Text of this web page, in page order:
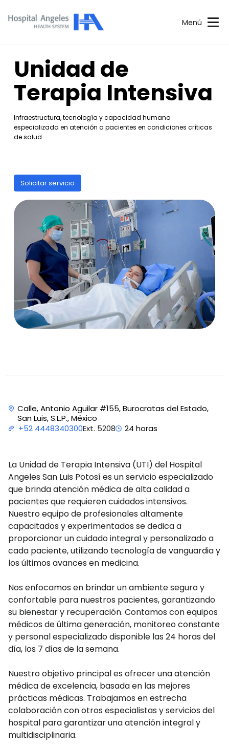
Menú
Unidad de
Terapia Intensiva
Infraestructura, tecnología y capacidad humana
especializada en atención a pacientes en condiciones críticas
de salud.
Solicitar servicio
Calle, Antonio Aguilar #155, Burocratas del Estado,
San Luis, S.L.P., México
+52 4448340300Ext. 5208 24 horas
La Unidad de Terapia Intensiva (UTI) del Hospital
Angeles San Luis Potosí es un servicio especializado
que brinda atención médica de alta calidad a
pacientes que requieren cuidados intensivos.
Nuestro equipo de profesionales altamente
capacitados y experimentados se dedica a
proporcionar un cuidado integral y personalizado a
cada paciente, utilizando tecnología de vanguardia y
los últimos avances en medicina.
Nos enfocamos en brindar un ambiente seguro y
confortable para nuestros pacientes, garantizando
su bienestar y recuperación. Contamos con equipos
médicos de última generación, monitoreo constante
y personal especializado disponible las 24 horas del
día, los 7 días de la semana.
Nuestro objetivo principal es ofrecer una atención
médica de excelencia, basada en las mejores
prácticas médicas. Trabajamos en estrecha
colaboración con otros especialistas y servicios del
hospital para garantizar una atención integral y
multidisciplinaria.